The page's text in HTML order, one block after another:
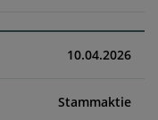
10.04.2026
Stammaktie